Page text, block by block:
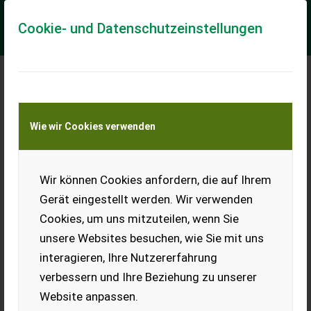
Cookie- und Datenschutzeinstellungen
Wie wir Cookies verwenden
Wir können Cookies anfordern, die auf Ihrem
Gerät eingestellt werden. Wir verwenden
Cookies, um uns mitzuteilen, wenn Sie
unsere Websites besuchen, wie Sie mit uns
interagieren, Ihre Nutzererfahrung
verbessern und Ihre Beziehung zu unserer
Website anpassen.
Bauer Bauer V87
Selbsttragender Stahlbehälter feuerverzinkt, 8.700l
EUR 44.900 inkl. 20 % MwSt.